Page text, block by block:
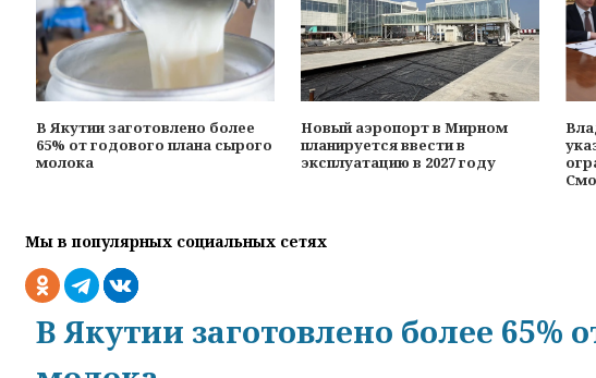
В Якутии заготовлено более
65% от годового плана сырого
молока
Новый аэропорт в Мирном
планируется ввести в
эксплуатацию в 2027 году
Мы в популярных социальных сетях
В Якутии заготовлено более 65%